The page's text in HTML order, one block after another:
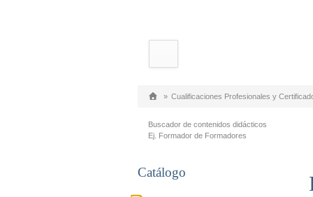
» Cualificaciones Profesionales y
Buscador de contenidos didácticos
Ej. Formador de Formadores
Catálogo